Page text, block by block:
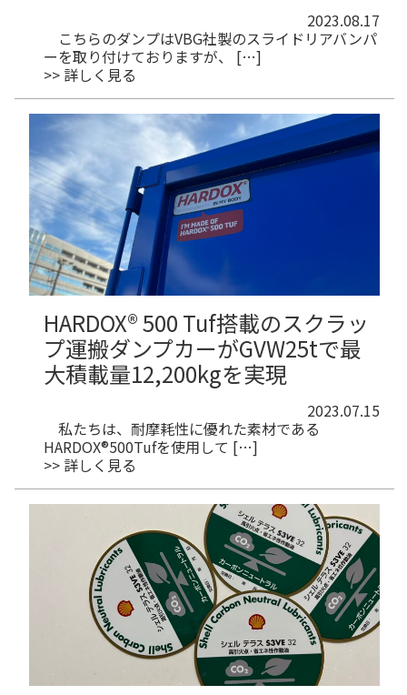
2023.08.17
こちらのダンプはVBG社製のスライドリアバンパ
ーを取り付けておりますが、 […]
>> 詳しく見る
HARDOX® 500 Tuf搭載のスクラッ
プ運搬ダンプカーがGVW25tで最
大積載量12,200kgを実現
2023.07.15
私たちは、耐摩耗性に優れた素材である
HARDOX®500Tufを使用して […]
>> 詳しく見る